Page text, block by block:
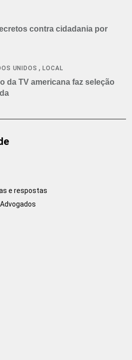
contra cidadania por
UNIDOS ,LOCAL
da TV americana faz seleção
e respostas